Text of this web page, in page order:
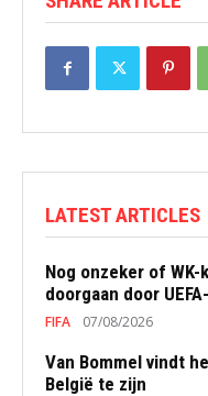
LATEST ARTICLES
Nog onzeker of
doorgaan door
FIFA 07/08/2026
Van Bommel vindt
België te zijn